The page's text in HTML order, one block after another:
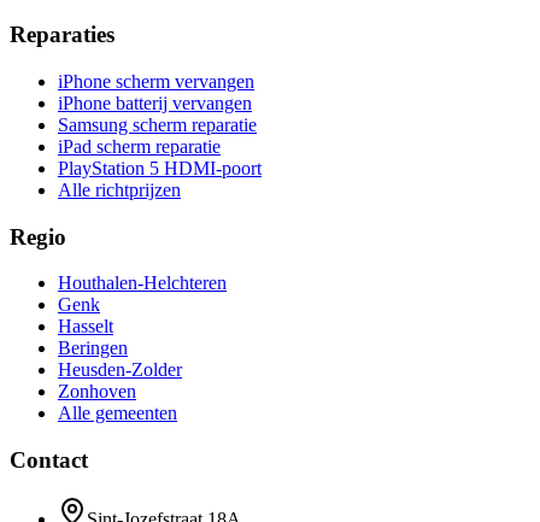
Reparaties
iPhone scherm vervangen
iPhone batterij vervangen
Samsung scherm reparatie
iPad scherm reparatie
PlayStation 5 HDMI-poort
Alle richtprijzen
Regio
Houthalen-Helchteren
Genk
Hasselt
Beringen
Heusden-Zolder
Zonhoven
Alle gemeenten
Contact